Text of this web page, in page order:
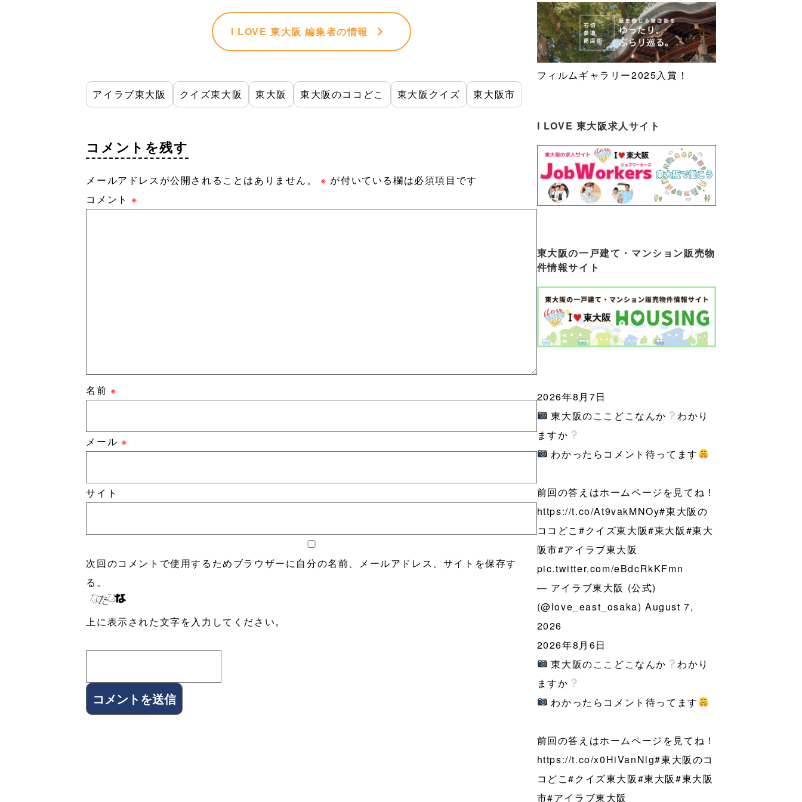
I LOVE 東大阪 編集者の情報
アイラブ東大阪 クイズ東大阪 東大阪 東大阪のココどこ 東大阪クイズ 東大阪市
コメントを残す
メールアドレスが公開されることはありません。 ※ が付いている欄は必須項目です
コメント※
名前※
メール ※
サイト
次回のコメントで使用するためブラウザーに自分の名前、メールアドレス、サイトを保存す
る。
上に表示された文字を入力してください。
フィルムギャラリー2025入賞！
I LOVE 東大阪求人サイト
東大阪の一戸建て・マンション販売物
件情報サイト
2026年8月7日
東大阪のここどこなんか
わかり
ますか
わかったらコメント待ってます
前回の答えはホームページを見てね！
https://t.co/At9vakMNOy#東大阪の
ココどこ #クイズ東大阪#東大阪#東大
阪市#アイラブ東大阪
pic.twitter.com/eBdcRkKFmn
— アイラブ東大阪 (公式)
(@love_east_osaka) August 7,
2026
2026年8月6日
東大阪のここどこなんか
わかり
ますか
わかったらコメント待ってます
前回の答えはホームページを見てね！
https://t.co/x0HiVanNlg#東大阪のコ
コどこ#クイズ東大阪#東大阪#東大阪
市#アイラブ東大阪